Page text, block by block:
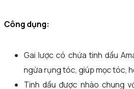
Công dụng:
Gai lược có chứa tinh dầu
ngừa rụng tóc, giúp mọc tóc,
Tinh dầu được nhào chung